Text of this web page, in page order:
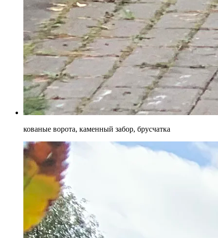
кованые ворота, каменный забор, брусчатка